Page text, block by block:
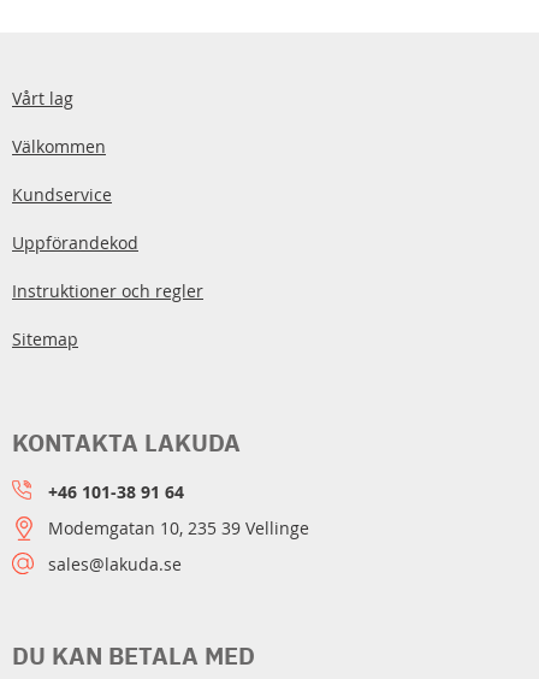
Vårt lag
Välkommen
Kundservice
Uppförandekod
Instruktioner och regler
Sitemap
DU KAN BETALA MED
KONTAKTA LAKUDA
+46 101-38 91 64
Modemgatan 10, 235 39 Vellinge
sales@lakuda.se